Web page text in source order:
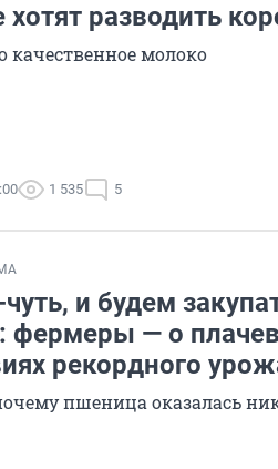
хотят разводить
качественное молоко
1 535 5
и будем
фермеры — о
рекордного
пшеница оказалась